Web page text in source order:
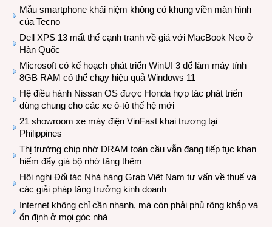
Mẫu smartphone khái niệm không có khung viền màn hình
của Tecno
Dell XPS 13 mất thế cạnh tranh về giá với MacBook Neo ở
Hàn Quốc
Microsoft có kế hoạch phát triển WinUI 3 để làm máy tính
8GB RAM có thể chạy hiệu quả Windows 11
Hệ điều hành Nissan OS được Honda hợp tác phát triển
dùng chung cho các xe ô-tô thế hệ mới
21 showroom xe máy điện VinFast khai trương tại
Philippines
Thị trường chip nhớ DRAM toàn cầu vẫn đang tiếp tục khan
hiếm đẩy giá bộ nhớ tăng thêm
Hội nghị Đối tác Nhà hàng Grab Việt Nam tư vấn về thuế và
các giải pháp tăng trưởng kinh doanh
Internet không chỉ cần nhanh, mà còn phải phủ rộng khắp và
ổn định ở mọi góc nhà